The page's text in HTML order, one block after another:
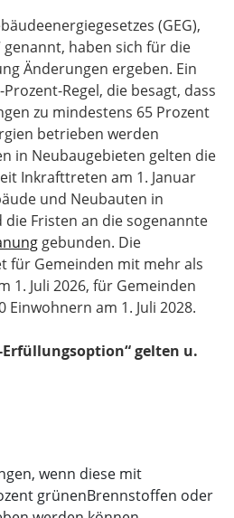
(GEG),
genannt, haben sich für die
Änderungen ergeben. Ein
Regel, die besagt, dass
zu mindestens 65 Prozent
betrieben werden
in Neubaugebieten gelten die
Inkrafttreten am 1. Januar
und Neubauten in
Fristen an die sogenannte
gebunden. Die
für Gemeinden mit mehr als
1. Juli 2026, für Gemeinden
Einwohnern am 1. Juli 2028.
Erfüllungsoption“ gelten u.
wenn diese mit
grünenBrennstoffen oder